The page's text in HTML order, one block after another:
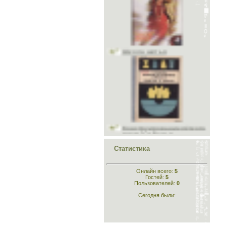
Школа шитья
Конструирование лёгкого
платья и белья
Конструирование
одежды
Статистика
Онлайн всего: 5
Гостей: 5
Пользователей: 0
Сегодня были: